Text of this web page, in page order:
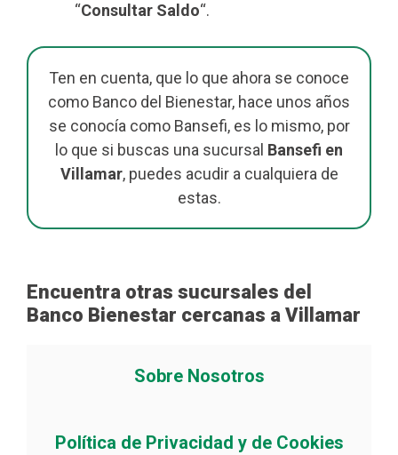
“Consultar Saldo“.
Ten en cuenta, que lo que ahora se conoce
como Banco del Bienestar, hace unos años
se conocía como Bansefi, es lo mismo, por
lo que si buscas una sucursal Bansefi en
Villamar, puedes acudir a cualquiera de
estas.
Encuentra otras sucursales del
Banco Bienestar cercanas a Villamar
Sobre Nosotros
Política de Privacidad y de Cookies